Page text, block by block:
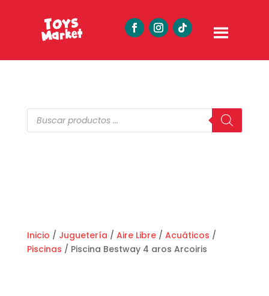
Búsqueda
de
productos
Inicio / Juguetería / Aire Libre/ Acuáticos /
Piscinas / Piscina Bestway 4 aros Arcoiris